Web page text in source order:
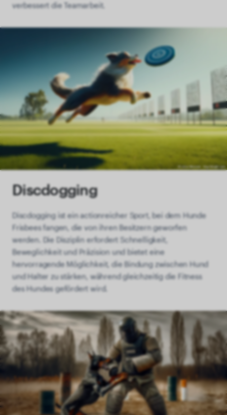
verbessert die Teamarbeit.
Discdogging
Discdogging ist ein actionreicher Sport, bei dem Hunde
Frisbees fangen, die von ihren Besitzern geworfen
werden. Die Disziplin erfordert Schnelligkeit,
Beweglichkeit und Präzision und bietet eine
hervorragende Möglichkeit, die Bindung zwischen Hund
und Halter zu stärken, während gleichzeitig die Fitness
des Hundes gefördert wird.